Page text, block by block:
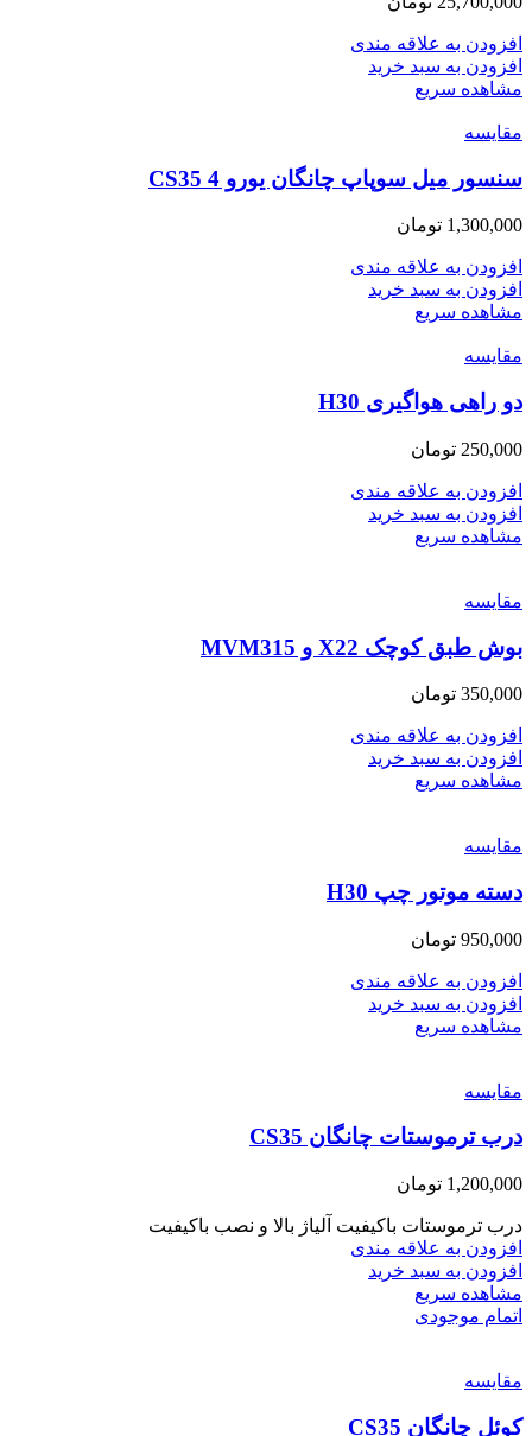
افزودن به علاقه مندی
افزودن به سبد خرید
مشاهده سریع
مقایسه
سنسور میل سوپاپ چانگان یورو 4 CS35
1,300,000 تومان
افزودن به علاقه مندی
افزودن به سبد خرید
مشاهده سریع
مقایسه
دو راهی هواگیری H30
250,000 تومان
افزودن به علاقه مندی
افزودن به سبد خرید
مشاهده سریع
مقایسه
بوش طبق کوچک X22 و MVM315
350,000 تومان
افزودن به علاقه مندی
افزودن به سبد خرید
مشاهده سریع
مقایسه
دسته موتور چپ H30
950,000 تومان
افزودن به علاقه مندی
افزودن به سبد خرید
مشاهده سریع
مقایسه
درب ترموستات چانگان CS35
1,200,000 تومان
درب ترموستات باکیفیت آلیاژ بالا و نصب باکیفیت
افزودن به علاقه مندی
افزودن به سبد خرید
مشاهده سریع
اتمام موجودی
مقایسه
کوئل چانگان CS35